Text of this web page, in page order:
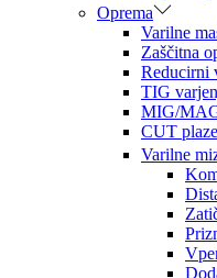
Oprema
Varilne
Zaščitna
Reducirni
TIG
MIG/
CUT
Varilne